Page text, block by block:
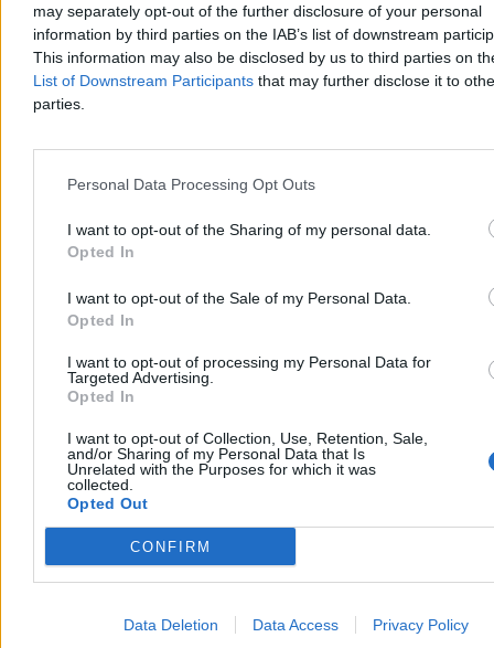
may separately opt-out of the further disclosure of your personal
information by third parties on the IAB’s list of downstream
This information may also be disclosed by us to third parties on
List of Downstream Participants that may further disclose it to
parties.
Personal Data Processing Opt Outs
I want to opt-out of the Sharing of my personal data.
Opted In
I want to opt-out of the Sale of my Personal Data.
Opted In
I want to opt-out of processing my Personal Data for
Targeted Advertising.
Opted In
I want to opt-out of Collection, Use, Retention, Sale,
and/or Sharing of my Personal Data that Is
Unrelated with the Purposes for which it was
collected.
Opted Out
CONFIRM
Data Deletion Data Access Privacy Policy
Jest to polityka oświatowa poprawna politycznie, chociaż polega na
schlebianiu najgorszym szkolnym emocjom: zawiści i zazdrości.
Kiedyś zazdrość o szkolnych kujonów była zwalczana jako
zachowanie szczególnie naganne. Terazkujony nie mogą się
chełpić swoimi sukcesami,
zdolnych została objęta ochroną państwa.
Problem polega jednak na tym, że ten sposób myślenia nie jest
założeniu, że oni nigdy nie będą lepsi. Kiedyś nauczyciel mówił do
Jasia: „Jeżeli nie będziesz się uczył, to nie zdasz”. To było
oczywiste, gdyż nauczyciel wierzył w możliwości Jasia.
upokarzające dla Jasia. Opiera się bowiem na założeniu, że on nie
może być lepszy.
Edukacja zdrowotna obowiązkowa
od września. Co sądzą o tym Polacy?
Znamy wyniki sondażu o
zwycięzców, dopóki wierzy, że sam może być lepszy. Upokorzony
będzie dopiero brakiem tej wiary. A właśnie to robi współczesny